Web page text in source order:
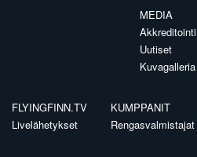
MEDIA
Akkreditointi
Uutiset
Kuvagalleria
FLYINGFINN.TV
Livelähetykset
KUMPPANIT
Rengasvalmistajat